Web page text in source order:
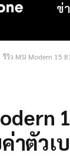
ข่
รีวิว MSI Modern 15
าตัว